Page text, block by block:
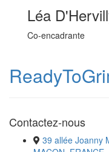
Léa
Co-encadrante
Contactez-nous
39 allée Joanny